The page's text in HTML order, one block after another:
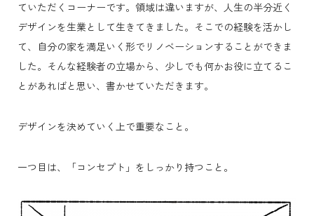
ていただくコーナーです。領域は違いますが、人生の半分近く
デザインを生業として生きてきました。そこでの経験を活かし
て、自分の家を満足いく形でリノベーションすることができま
した。そんな経験者の立場から、少しでも何かお役に立てるこ
とがあればと思い、書かせていただきます。
デザインを決めていく上で重要なこと。
一つ目は、「コンセプト」をしっかり持つこと。